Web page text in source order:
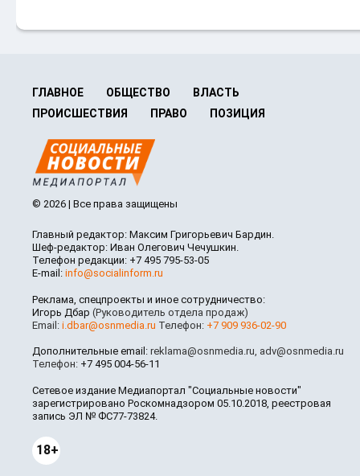
ГЛАВНОЕ ОБЩЕСТВО
ВЛАСТЬ
ПРОИСШЕСТВИЯ
ПРАВО ПОЗИЦИЯ
© 2026 | Все права защищены
Главный редактор: Максим Григорьевич Бардин.
Шеф-редактор: Иван Олегович Чечушкин.
Телефон редакции: +7 495 795-53-05
E-mail: info@socialinform.ru
Реклама, спецпроекты и иное сотрудничество:
Игорь Дбар (Руководитель отдела продаж)
Email: i.dbar@osnmedia.ru Телефон: +7 909 936-02-90
Дополнительные email: reklama@osnmedia.ru, adv@osnmedia.ru
Телефон: +7 495 004-56-11
Сетевое издание Медиапортал "Социальные новости"
зарегистрировано Роскомнадзором 05.10.2018, реестровая
запись ЭЛ № ФС77-73824.
18+